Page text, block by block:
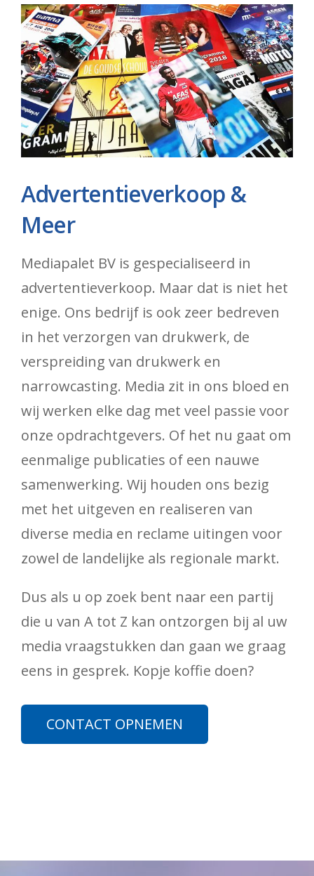
Advertentieverkoop &
Meer
Mediapalet BV is gespecialiseerd in
advertentieverkoop. Maar dat is niet het
enige. Ons bedrijf is ook zeer bedreven
in het verzorgen van drukwerk, de
verspreiding van drukwerk en
narrowcasting. Media zit in ons bloed en
wij werken elke dag met veel passie voor
onze opdrachtgevers. Of het nu gaat om
eenmalige publicaties of een nauwe
samenwerking. Wij houden ons bezig
met het uitgeven en realiseren van
diverse media en reclame uitingen voor
zowel de landelijke als regionale markt.
Dus als u op zoek bent naar een partij
die u van A tot Z kan ontzorgen bij al uw
media vraagstukken dan gaan we graag
eens in gesprek. Kopje koffie doen?
CONTACT OPNEMEN